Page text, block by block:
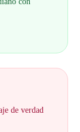
de verdad